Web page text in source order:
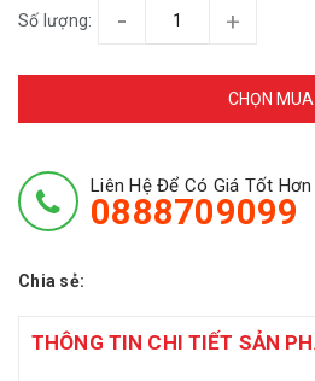
Số lượng: - +
CHỌN MUA
Liên Hệ Để Có Giá Tốt Hơn
0888709099
Chia sẻ:
THÔNG TIN CHI TIẾT SẢN